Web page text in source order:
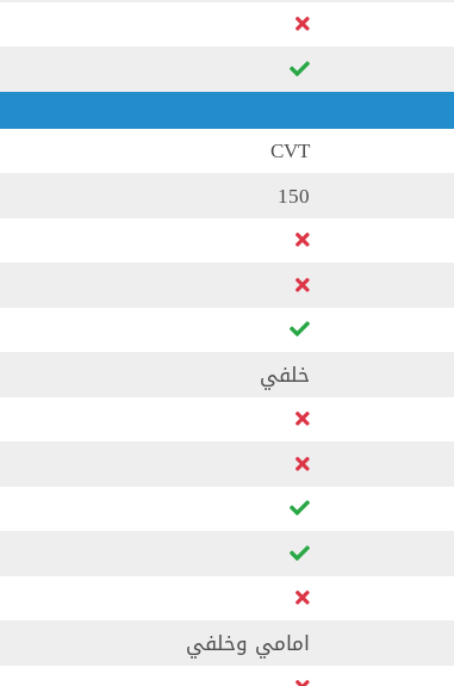
CVT
150
خلفي
امامي وخلفي